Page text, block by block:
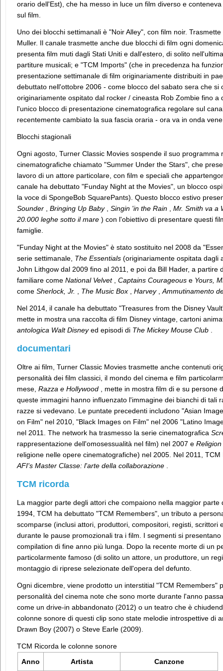
orario dell'Est), che ha messo in luce un film diverso e
sul film.
Uno dei blocchi settimanali è "Noir Alley", con film noir.
Muller. Il canale trasmette anche due blocchi di film ogni
presenta film muti dagli Stati Uniti e dall'estero, di solito
partiture musicali; e "TCM Imports" (che in precedenza ha
presentazione settimanale di film originariamente distribuiti in
debuttato nell'ottobre 2006 - come blocco del sabato sera che si
originariamente ospitato dal rocker / cineasta Rob Zombie fino
l'unico blocco di presentazione cinematografica regolare sul
recentemente cambiato la sua fascia oraria - ora va in onda
Blocchi stagionali
Ogni agosto, Turner Classic Movies sospende il suo
cinematografiche chiamato "Summer Under the Stars", che
lavoro di un attore particolare, con film e speciali che
canale ha debuttato "Funday Night at the Movies", un blocco
la voce di SpongeBob SquarePants). Questo blocco estivo
Sounder
Bringing Up Baby, Singin 'in the Rain
Mr. Smith va a
20.000 leghe sotto il mare ) con l'obiettivo di presentare questi
famiglie.
"Funday Night at the Movies" è stato sostituito nel 2008 da
serie settimanale, The Essentials (originariamente ospitata dagli
John Lithgow dal 2009 fino al 2011, e poi da Bill Hader, a
familiare come National Velvet, Captains Courageous e Yours,
come Sherlock, Jr. The Music Box Harvey, Ammutinamento
Nel 2014, il canale ha debuttato "Treasures from the Disney
mette in mostra una raccolta di film Disney vintage, cartoni
antologica Walt Disneyed episodi di The Mickey Mouse Club
documentari
Oltre ai film, Turner Classic Movies trasmette anche contenuti
personalità dei film classici, il mondo del cinema e film
mese, Razza e Hollywood , mette in mostra film di e su persone
queste immagini hanno influenzato l'immagine dei bianchi di tali
razze si vedevano. Le puntate precedenti includono "Asian
on Film" nel 2010, "Black Images on Film" nel 2006 "Latino
nel 2011. The network ha trasmesso la serie cinematografica
rappresentazione dell'omosessualità nel film) nel 2007 e
religione nelle opere cinematografiche) nel 2005. Nel 2011,
AFI's Master Classe: l'arte della collaborazione
TCM ricorda
La maggior parte degli attori che compaiono nella maggior
1994, TCM ha debuttato "TCM Remembers", un tributo a
scomparse (inclusi attori, produttori, compositori, registi, scrittori
durante le pause promozionali tra i film. I segmenti si
compilation di fine anno più lunga. Dopo la recente morte di un
particolarmente famoso (di solito un attore, un produttore, un
montaggio di riprese selezionate dell'opera del defunto.
Ogni dicembre, viene prodotto un interstitial "TCM Remembers"
personalità del cinema note che sono morte durante l'anno
come un drive-in abbandonato (2012) o un teatro che è
colonne sonore di questi clip sono state melodie introspettive di
Drawn Boy (2007) o Steve Earle (2009).
TCM Ricorda le colonne sonore
Anno
Artista
Canzone